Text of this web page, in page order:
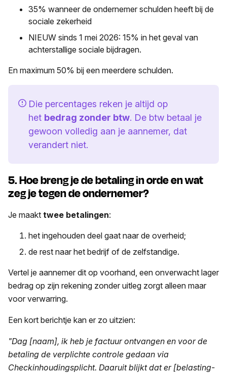
35% wanneer de ondernemer schulden heeft bij de
sociale zekerheid
NIEUW sinds 1 mei 2026: 15% in het geval van
achterstallige sociale bijdragen.
En maximum 50% bij een meerdere schulden.
Die percentages reken je altijd op
het bedrag zonder btw. De btw betaal je
gewoon volledig aan je aannemer, dat
verandert niet.
5. Hoe breng je de betaling in orde en wat
zeg je tegen de ondernemer?
Je maakt twee betalingen:
het ingehouden deel gaat naar de overheid;
de rest naar het bedrijf of de zelfstandige.
Vertel je aannemer dit op voorhand, een onverwacht lager
bedrag op zijn rekening zonder uitleg zorgt alleen maar
voor verwarring.
Een kort berichtje kan er zo uitzien:
"Dag [naam], ik heb je factuur ontvangen en voor de
betaling de verplichte controle gedaan via
Checkinhoudingsplicht. Daaruit blijkt dat er [belasting-